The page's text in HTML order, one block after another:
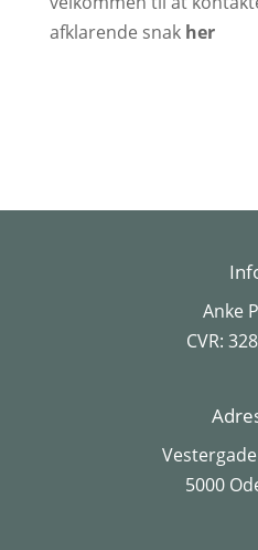
afklarende snak her
Anke
CVR:
5000